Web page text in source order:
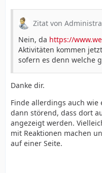
Zitat von
Nein, da https://
Aktivitäten kommen
sofern es denn welche
Danke dir.
Finde allerdings auch wie
dann störend, dass dort
angezeigt werden.
mit Reaktionen machen
auf einer Seite.